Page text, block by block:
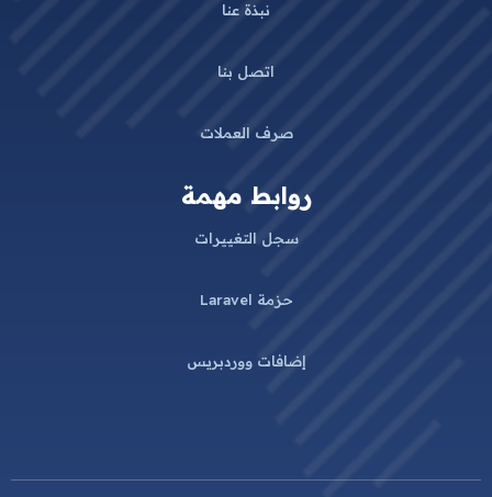
نبذة عنا
اتصل بنا
صرف العملات
روابط مهمة
سجل التغييرات
حزمة Laravel
إضافات ووردبريس